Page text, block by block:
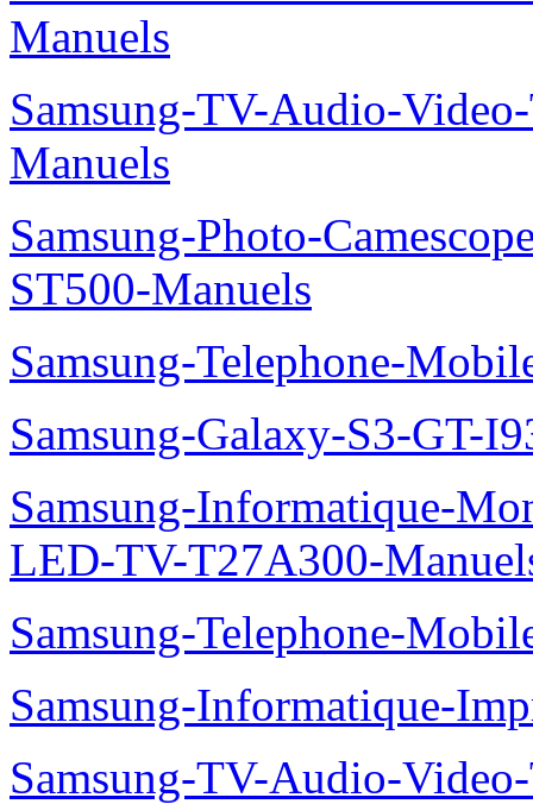
Manuels
Samsung-TV-Audio-
Manuels
Samsung-Photo-
ST500-Manuels
Samsung-Telephone-
Samsung-Galaxy-S3-GT-
Samsung-Informatique-
LED-TV-T27A300-
Samsung-Telephone-
Samsung-Informatique-
Samsung-TV-Audio-